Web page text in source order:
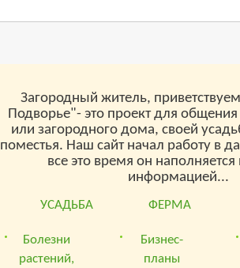
Загородный житель,
Подворье"- это проект для
или загородного дома, своей
поместья. Наш сайт начал работу в
все это время он
информацией...
УСАДЬБА
Болезни
растений,
ФЕРМА
Бизнес-
планы